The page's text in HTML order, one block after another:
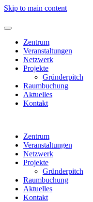
Skip to main content
Zentrum
Veranstaltungen
Netzwerk
Projekte
Gründerpitch
Raumbuchung
Aktuelles
Kontakt
Zentrum
Veranstaltungen
Netzwerk
Projekte
Gründerpitch
Raumbuchung
Aktuelles
Kontakt